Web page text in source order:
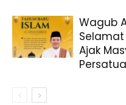
Wagub
Selamat
Ajak